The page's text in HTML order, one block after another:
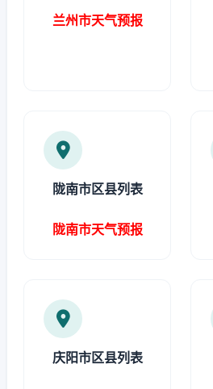
兰州市天气预报
陇南市区县列表
陇南市天气预报
庆阳市区县列表